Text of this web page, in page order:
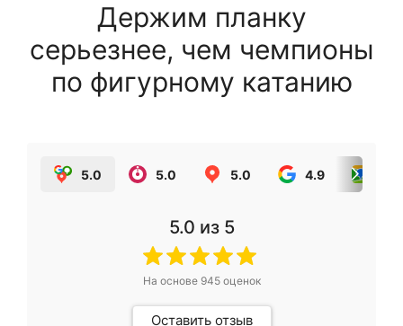
Держим планку
серьезнее, чем чемпионы
по фигурному катанию
5.0 5.0 5.0 4.9
5.0 из 5
На основе 945оценок
Оставить отзыв